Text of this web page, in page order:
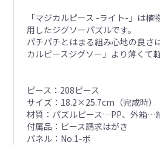
「マジカルピース -ライト-」は植
用したジグソーパズルです。
パチパチとはまる組み心地の良さ
カルピースジグソー」より薄くて
ピース：208ピース
サイズ：18.2×25.7cm（完成時）
材質：パズルピース…PP、外箱…
付属品：ピース請求はがき
パネル：No.1-ボ